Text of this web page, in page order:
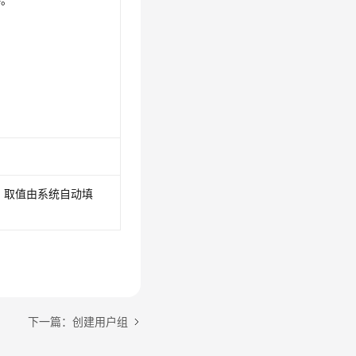
值由系统自动填
下一篇：创建用户组